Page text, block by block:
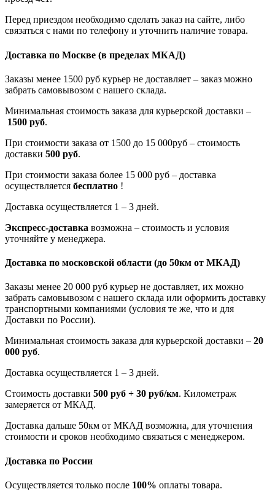
Перед приездом необходимо сделать заказ на сайте, либо
связаться с нами по телефону и уточнить наличие товара.
Доставка по Москве (в пределах МКАД)
Заказы менее 1500 руб курьер не доставляет – заказ можно
забрать самовывозом с нашего склада.
Минимальная стоимость заказа для курьерской доставки –
1500 руб.
При стоимости заказа от 1500 до 15 000руб – стоимость
доставки 500 руб.
При стоимости заказа более 15 000 руб – доставка
осуществляется бесплатно !
Доставка осуществляется 1 – 3 дней.
Экспресс-доставка возможна – стоимость и условия
уточняйте у менеджера.
Доставка по московской области (до 50км от МКАД)
Заказы менее 20 000 руб курьер не доставляет, их можно
забрать самовывозом с нашего склада или оформить доставку
транспортными компаниями (условия те же, что и для
Доставки по России).
Минимальная стоимость заказа для курьерской доставки – 20
000 руб.
Доставка осуществляется 1 – 3 дней.
Стоимость доставки 500 руб + 30 руб/км. Километраж
замеряется от МКАД.
Доставка дальше 50км от МКАД возможна, для уточнения
стоимости и сроков необходимо связаться с менеджером.
Доставка по России
Осуществляется только после 100% оплаты товара.